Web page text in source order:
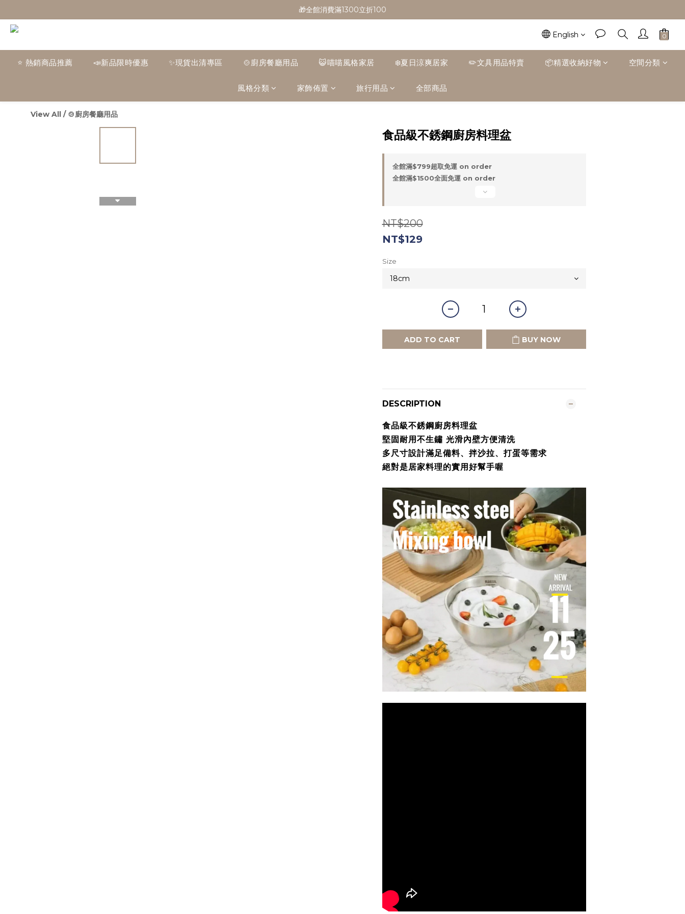
🎁全館消費滿1300立折100
🎁全館消費滿1300立折100
🚛全館滿$799超取免運  $1500宅配免運
🎁全館消費滿1300立折100
English
⭐ 熱銷商品推薦 📣新品限時優惠 ✨現貨出清專區 🍲廚房餐廳用品 😺喵喵風格家居 ❄️夏日涼爽居家 ✏️文具用品特賣 📦精選收納好物 空間分類
風格分類 家飾佈置 旅行用品 全部商品
View All / 🍲廚房餐廳用品
食品級不銹鋼廚房料理盆
全館滿$799超取免運 on order
全館滿$1500全面免運 on order
NT$200
NT$129
Size
ADD TO CART BUY NOW
DESCRIPTION
食品級不銹鋼廚房料理盆
堅固耐用不生鏽 光滑內壁方便清洗
多尺寸設計滿足備料、拌沙拉、打蛋等需求
絕對是居家料理的實用好幫手喔